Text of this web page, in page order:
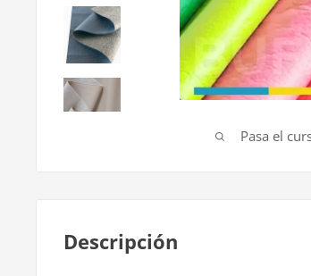
Pasa el
Descripción